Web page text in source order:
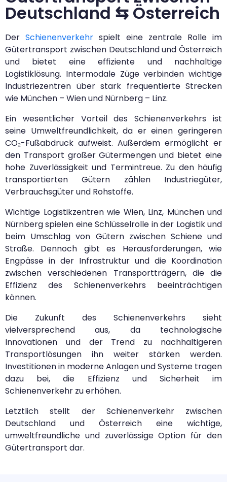
Deutschland ⇆ Österreich
Der Schienenverkehr spielt eine zentrale Rolle im
Gütertransport zwischen Deutschland und Österreich
und bietet eine effiziente und nachhaltige
Logistiklösung. Intermodale Züge verbinden wichtige
Industriezentren über stark frequentierte Strecken
wie München – Wien und Nürnberg – Linz.
Ein wesentlicher Vorteil des Schienenverkehrs ist
seine Umweltfreundlichkeit, da er einen geringeren
CO₂-Fußabdruck aufweist. Außerdem ermöglicht er
den Transport großer Gütermengen und bietet eine
hohe Zuverlässigkeit und Termintreue. Zu den häufig
transportierten Gütern zählen Industriegüter,
Verbrauchsgüter und Rohstoffe.
Wichtige Logistikzentren wie Wien, Linz, München und
Nürnberg spielen eine Schlüsselrolle in der Logistik und
beim Umschlag von Gütern zwischen Schiene und
Straße. Dennoch gibt es Herausforderungen, wie
Engpässe in der Infrastruktur und die Koordination
zwischen verschiedenen Transportträgern, die die
Effizienz des Schienenverkehrs beeinträchtigen
können.
Die Zukunft des Schienenverkehrs sieht
vielversprechend aus, da technologische
Innovationen und der Trend zu nachhaltigeren
Transportlösungen ihn weiter stärken werden.
Investitionen in moderne Anlagen und Systeme tragen
dazu bei, die Effizienz und Sicherheit im
Schienenverkehr zu erhöhen.
Letztlich stellt der Schienenverkehr zwischen
Deutschland und Österreich eine wichtige,
umweltfreundliche und zuverlässige Option für den
Gütertransport dar.